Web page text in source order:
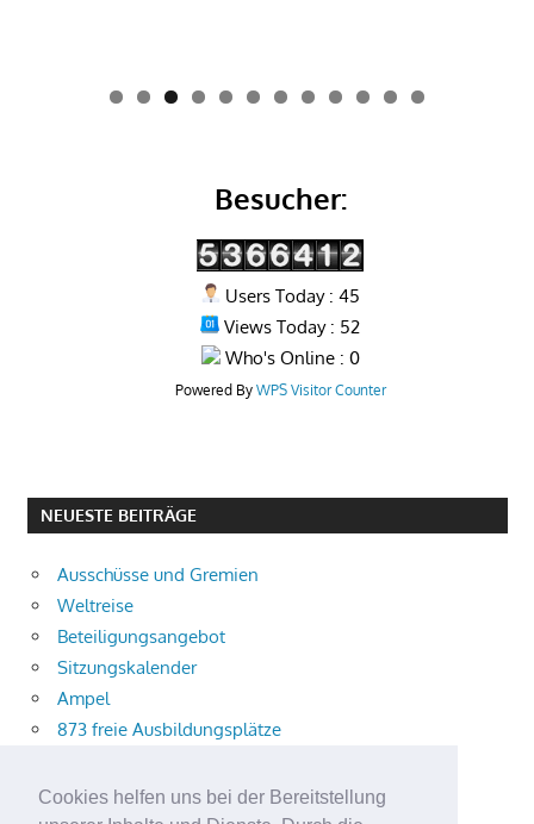
Cookies helfen uns bei der Bereitstellung
0 1 2
Besucher:
Users Today : 45
Views Today : 52
Who's Online : 0
Powered By WPS Visitor Counter
NEUESTE BEITRÄGE
Ausschüsse und Gremien
Weltreise
Beteiligungsangebot
Sitzungskalender
Ampel
873 freie Ausbildungsplätze
Aktuelle Verkehrsmeldungen